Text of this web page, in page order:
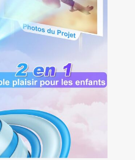
CHAKEYAKE, avec
son design élégant
en forme de
vaisseau spatial,
est plein de sens
futuriste et de
qui peut inspirer la
curiosité des
enfants et leur
désir d'explorer